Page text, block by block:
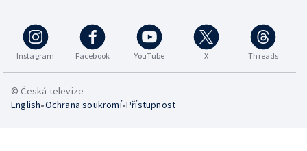
Instagram Facebook YouTube X Threads
© Česká televize
English•Ochrana soukromí•Přístupnost